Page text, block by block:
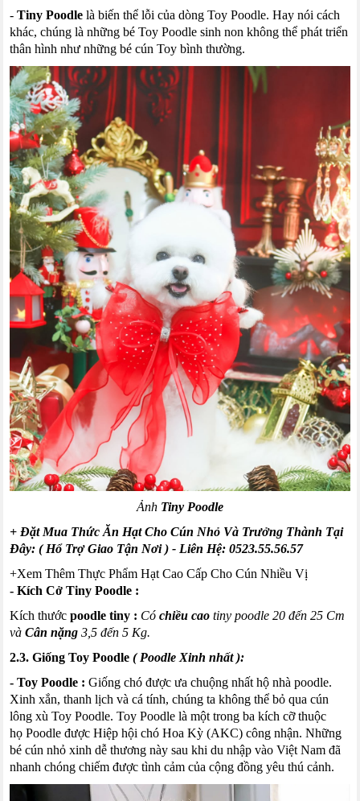
-Tiny Poodle là biến thể lỗi của dòngToy Poodle. Hay nói cách
khác, chúng là những béToy Poodle sinh non không thể phát triển
thân hình như những bécún Toy bình thường.
Ảnh Tiny Poodle
+ Đặt Mua Thức Ăn Hạt Cho Cún Nhỏ Và Trưởng Thành Tại
Đây: ( Hổ Trợ Giao Tận Nơi ) - Liên Hệ: 0523.55.56.57
+Xem Thêm Thực Phẩm Hạt Cao Cấp Cho Cún Nhiều Vị
- KíchCở Tiny Poodle :
Kích thước poodle tiny : Cóchiều caotiny poodle 20 đến 25 Cm
vàCân nặng 3,5 đến 5 Kg.
2.3. GiốngToy Poodle (Poodle Xinh nhất):
-Toy Poodle : Giống chó được ưa chuộng nhất hộ nhàpoodle.
Xinh xắn, thanh lịch và cá tính, chúng ta không thể bỏ quacún
lông xùToy Poodle.Toy Poodle là một trong ba kích cỡ thuộc
họPoodle được Hiệp hội chó Hoa Kỳ (AKC) công nhận. Những
bécún nhỏ xinh dễ thương này sau khi du nhập vào Việt Nam đã
nhanh chóng chiếm được tình cảm của cộng đồng yêu thú cảnh.